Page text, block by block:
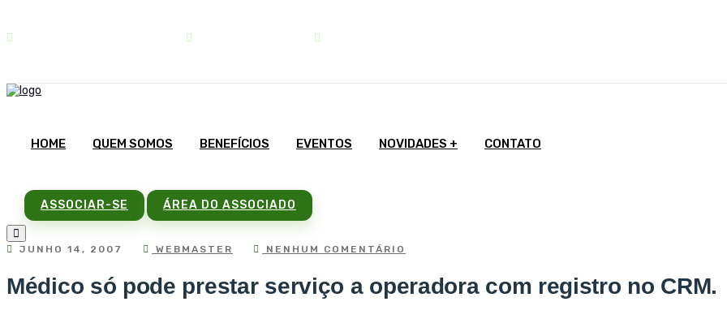
HOME QUEM SOMOS BENEFÍCIOS EVENTOS NOVIDADES CONTATO
ASSOCIAR-SE ÁREA DO ASSOCIADO
JUNHO 14, 2007 WEBMASTER NENHUM COMENTÁRIO
Médico só pode prestar serviço a operadora com registro no CRM.